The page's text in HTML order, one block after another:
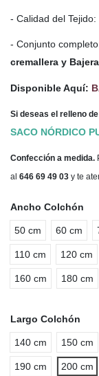
- Calidad del Tejido:
- Conjunto
cremallera y
Disponible Aquí:
Si deseas el relleno
SACO NÓRDICO
Confección a medida.
al 646 69 49 03 y te
Ancho Colchón
50 cm 60 cm
110 cm 120 cm
160 cm 180 cm
Largo Colchón
140 cm 150 cm
190 cm 200 cm